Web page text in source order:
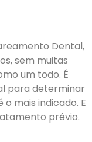
Dental,
sem muitas
um todo. É
para determinar
mais indicado. E
prévio.